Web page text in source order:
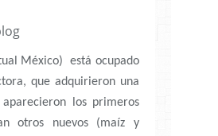
México) está ocupado
que adquirieron una
los primeros
otros nuevos (maíz y